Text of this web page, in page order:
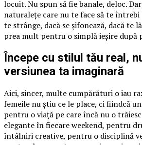
locuit. Nu spun să fie banale, deloc.
naturalețe care nu te face să te întrebi
te strânge, dacă se șifonează, dacă te
prea mult pentru o simplă ieșire după
Începe cu stilul tău real,
versiunea ta imaginară
Aici, sincer, multe cumpărături o iau
femeile nu știu ce le place, ci fiindcă
pentru o viață pe care încă nu o
elegante în fiecare weekend, pentru
întâlniri creative, pentru o disciplină